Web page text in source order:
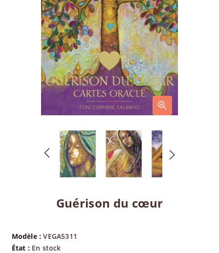
Guérison du cœur
Modèle :VEGA5311
État : En stock